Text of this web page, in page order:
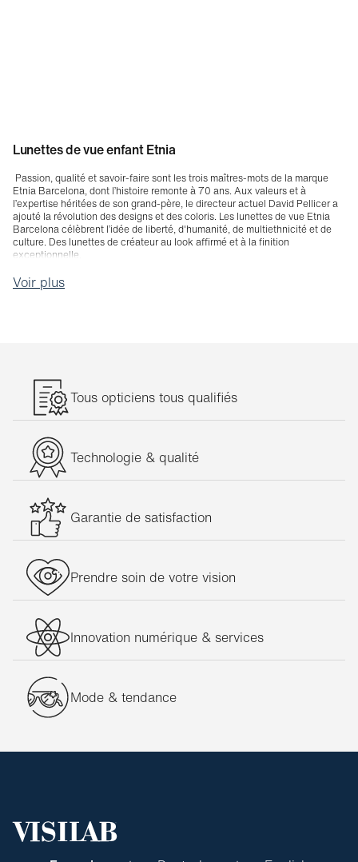
Lunettes de vue enfant Etnia
Passion, qualité et savoir-faire sont les trois maîtres-mots de la marque
Etnia Barcelona, dont l’histoire remonte à 70 ans. Aux valeurs et à
l’expertise héritées de son grand-père, le directeur actuel David Pellicer a
ajouté la révolution des designs et des coloris. Les lunettes de vue Etnia
Barcelona célèbrent l’idée de liberté, d'humanité, de multiethnicité et de
culture. Des lunettes de créateur au look affirmé et à la finition
exceptionnelle.
Voir plus
Tous opticiens tous qualifiés
Technologie & qualité
Garantie de satisfaction
Prendre soin de votre vision
Innovation numérique & services
Mode & tendance